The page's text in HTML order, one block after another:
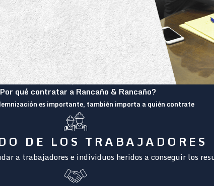
qué contratar a Rancaño & Rancaño?
es importante, también importa a quién contrate
DE LOS TRABAJADORES
a trabajadores e individuos heridos a conseguir los